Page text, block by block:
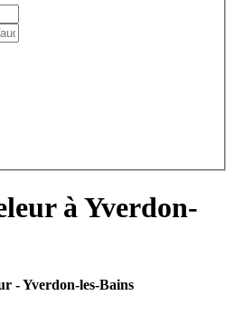
à Yverdon-
- Yverdon-les-Bains